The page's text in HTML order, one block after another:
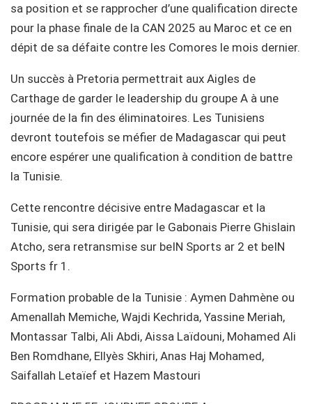
sa position et se rapprocher d’une qualification directe
pour la phase finale de la CAN 2025 au Maroc et ce en
dépit de sa défaite contre les Comores le mois dernier.
Un succès à Pretoria permettrait aux Aigles de
Carthage de garder le leadership du groupe A à une
journée de la fin des éliminatoires. Les Tunisiens
devront toutefois se méfier de Madagascar qui peut
encore espérer une qualification à condition de battre
la Tunisie.
Cette rencontre décisive entre Madagascar et la
Tunisie, qui sera dirigée par le Gabonais Pierre Ghislain
Atcho, sera retransmise sur beIN Sports ar 2 et beIN
Sports fr 1.
Formation probable de la Tunisie : Aymen Dahmène ou
Amenallah Memiche, Wajdi Kechrida, Yassine Meriah,
Montassar Talbi, Ali Abdi, Aissa Laïdouni, Mohamed Ali
Ben Romdhane, Ellyès Skhiri, Anas Haj Mohamed,
Saifallah Letaïef et Hazem Mastouri